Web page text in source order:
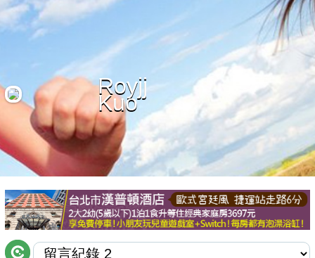
最新留言
商家合作
推薦景點
討論區
Royjj
Kuo